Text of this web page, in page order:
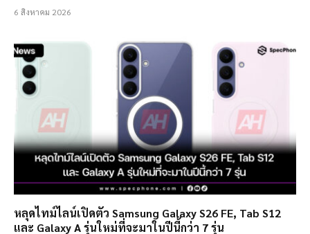
6 สิงหาคม 2026
หลุดไทม์ไลน์เปิดตัว Samsung Galaxy S26 FE, Tab S12
และ Galaxy A รุ่นใหม่ที่จะมาในปีนี้กว่า 7 รุ่น